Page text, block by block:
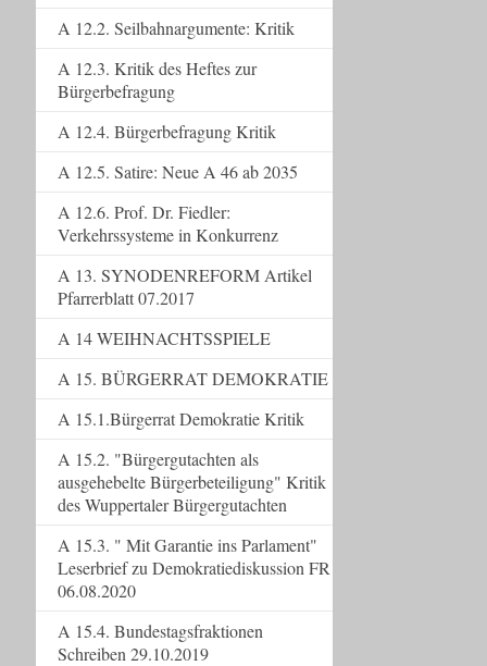
A 12.2. Seilbahnargumente: Kritik
A 12.3. Kritik des Heftes zur
Bürgerbefragung
A 12.4. Bürgerbefragung Kritik
A 12.5. Satire: Neue A 46 ab 2035
A 12.6. Prof. Dr. Fiedler:
Verkehrssysteme in Konkurrenz
A 13. SYNODENREFORM Artikel
Pfarrerblatt 07.2017
A 14 WEIHNACHTSSPIELE
A 15. BÜRGERRAT DEMOKRATIE
A 15.1.Bürgerrat Demokratie Kritik
A 15.2. "Bürgergutachten als
ausgehebelte Bürgerbeteiligung" Kritik
des Wuppertaler Bürgergutachten
A 15.3. " Mit Garantie ins Parlament"
Leserbrief zu Demokratiediskussion FR
06.08.2020
A 15.4. Bundestagsfraktionen
Schreiben 29.10.2019